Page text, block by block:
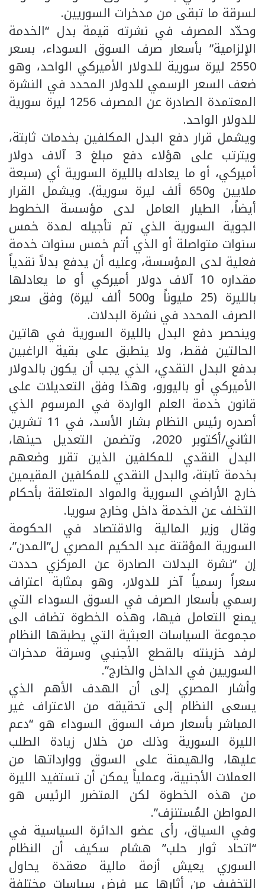
لسرقة ما تبقى من مدخرات السوريين.
وحدّد المصرف في نشرته قيمة بدل “الخدمة
الإلزامية” بأسعار صرف السوق السوداء، بسعر
2550 ليرة سورية للدولار الأميركي الواحد، وهو
ضعف السعر الرسمي للدولار المحدد في النشرة
المعتمدة الصادرة عن المصرف 1256 ليرة سورية
للدولار الواحد.
ويشمل قرار دفع البدل المكلفين بخدمات ثابتة،
ويترتب على هؤلاء دفع مبلغ 3 آلاف دولار
أميركي، أو ما يعادله بالليرة السورية أي (سبعة
ملايين و650 ألف ليرة سورية). ويشمل القرار
أيضاً، الطيار العامل لدى مؤسسة الخطوط
الجوية السورية الذي تم تأجيله لمدة خمس
سنوات متواصلة أو الذي أتم خمس سنوات خدمة
فعلية لدى المؤسسة، وعليه أن يدفع بدلاً نقدياً
مقداره 10 آلاف دولار أميركي أو ما يعادلها
بالليرة (25 مليوناً و500 ألف ليرة) وفق سعر
الصرف المحدد في نشرة البدلات.
وينحصر دفع البدل بالليرة السورية في هاتين
الحالتين فقط، ولا ينطبق على بقية الراغبين
بدفع البدل النقدي، الذي يجب أن يكون بالدولار
الأميركي أو باليورو، وهذا وفق التعديلات على
قانون خدمة العلم الواردة في المرسوم الذي
أصدره رئيس النظام بشار الأسد، في 11 تشرين
الثاني/أكتوبر 2020، وتضمن التعديل حينها،
البدل النقدي للمكلفين الذين تقرر وضعهم
بخدمة ثابتة، والبدل النقدي للمكلفين المقيمين
خارج الأراضي السورية والمواد المتعلقة بأحكام
التخلف عن الخدمة داخل وخارج سوريا.
وقال وزير المالية والاقتصاد في الحكومة
السورية المؤقتة عبد الحكيم المصري ل”المدن”،
إن “نشرة البدلات الصادرة عن المركزي حددت
سعراً رسمياً آخر للدولار، وهو بمثابة اعتراف
رسمي بأسعار الصرف في السوق السوداء التي
يمنع التعامل فيها، وهذه الخطوة تضاف الى
مجموعة السياسات العبثية التي يطبقها النظام
لرفد خزينته بالقطع الأجنبي وسرقة مدخرات
السوريين في الداخل والخارج”.
وأشار المصري إلى أن الهدف الأهم الذي
يسعى النظام إلى تحقيقه من الاعتراف غير
المباشر بأسعار صرف السوق السوداء هو “دعم
الليرة السورية وذلك من خلال زيادة الطلب
عليها، والهيمنة على السوق ووارداتها من
العملات الأجنبية، وعملياً يمكن أن تستفيد الليرة
من هذه الخطوة لكن المتضرر الرئيس هو
المواطن المُستنزف”.
وفي السياق، رأى عضو الدائرة السياسية في
“اتحاد ثوار حلب” هشام سكيف أن النظام
السوري يعيش أزمة مالية معقدة يحاول
التخفيف من أثارها عبر فرض سياسات مختلفة